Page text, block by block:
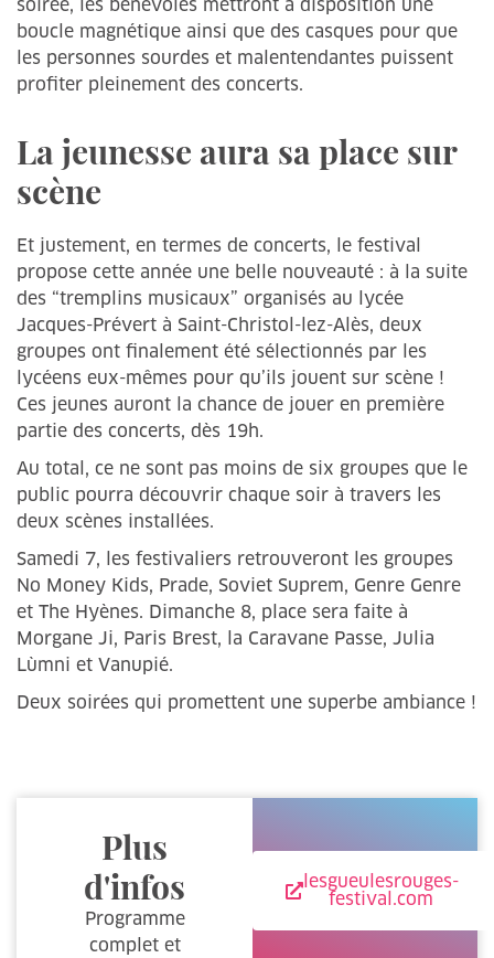
soirée, les bénévoles mettront à disposition une
boucle magnétique ainsi que des casques pour que
les personnes sourdes et malentendantes puissent
profiter pleinement des concerts.
La jeunesse aura sa place sur
scène
Et justement, en termes de concerts, le festival
propose cette année une belle nouveauté : à la suite
des “tremplins musicaux” organisés au lycée
Jacques-Prévert à Saint-Christol-lez-Alès, deux
groupes ont finalement été sélectionnés par les
lycéens eux-mêmes pour qu’ils jouent sur scène !
Ces jeunes auront la chance de jouer en première
partie des concerts, dès 19h.
Au total, ce ne sont pas moins de six groupes que le
public pourra découvrir chaque soir à travers les
deux scènes installées.
Samedi 7, les festivaliers retrouveront les groupes
No Money Kids, Prade, Soviet Suprem, Genre Genre
et The Hyènes. Dimanche 8, place sera faite à
Morgane Ji, Paris Brest, la Caravane Passe, Julia
Lùmni et Vanupié.
Deux soirées qui promettent une superbe ambiance !
Plus
d'infos
Programme
complet et
lesgueulesrouges-
festival.com